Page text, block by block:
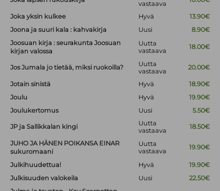
vastaava
Joka yksin kulkee Hyvä
13.90€
Joona ja suuri kala : kahvakirja
Uusi
8.90€
Joosuan kirja : seurakunta Joosuan
kirjan valossa
Uutta
vastaava
18.00€
Jos Jumala jo tietää, miksi ruokoilla?
Uutta
vastaava
20.00€
Jotain sinistä Hyvä
18.90€
Joulu
Hyvä
19.90€
Joulukertomus
Uusi 5.50€
JP ja Sallikkalan kingi
Uutta
vastaava
18.50€
JUHO JA HÄNEN POIKANSA EINAR
sukuromaani
Uutta
vastaava
19.90€
Julkihuudettua! Hyvä
19.90€
Julkisuuden valokeila
Uusi
22.50€